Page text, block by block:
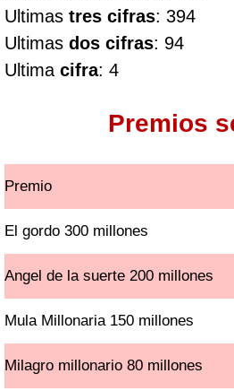
Ultimas tres cifras: 394
Ultimas dos cifras: 94
Ultima cifra: 4
Premios
Premio
El gordo 300 millones
Angel de la suerte 200 millones
Mula Millonaria 150 millones
Milagro millonario 80 millones